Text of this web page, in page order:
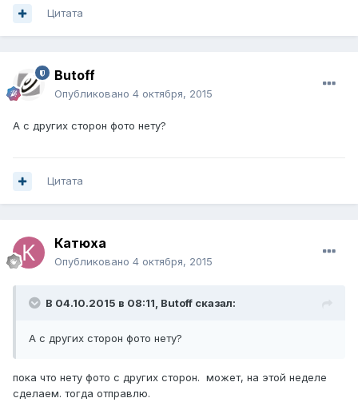
Цитата
Butoff
Опубликовано 4 октября, 2015
А с других сторон фото нету?
Цитата
Катюха
Опубликовано 4 октября, 2015
В 04.10.2015 в 08:11, Butoff сказал:
А с других сторон фото нету?
пока что нету фото с других сторон. может, на этой неделе
сделаем. тогда отправлю.